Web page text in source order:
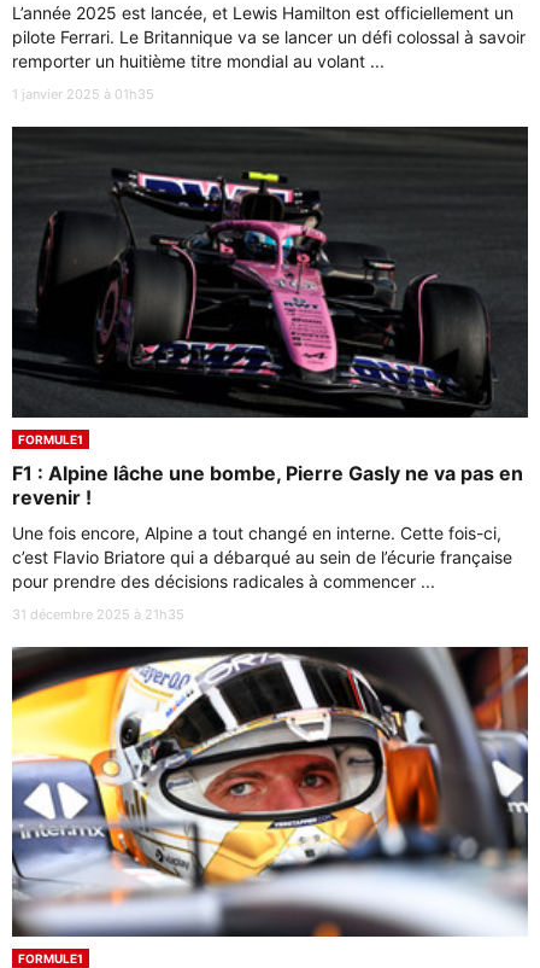
L’année 2025 est lancée, et Lewis Hamilton est officiellement un
pilote Ferrari. Le Britannique va se lancer un défi colossal à savoir
remporter un huitième titre mondial au volant ...
1 janvier 2025 à 01h35
FORMULE1
F1 : Alpine lâche une bombe, Pierre Gasly ne va pas en
revenir !
Une fois encore, Alpine a tout changé en interne. Cette fois-ci,
c’est Flavio Briatore qui a débarqué au sein de l’écurie française
pour prendre des décisions radicales à commencer ...
31 décembre 2025 à 21h35
FORMULE1